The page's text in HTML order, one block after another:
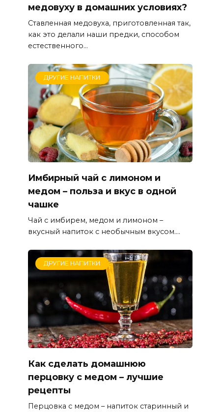
медовуху в домашних условиях?
Ставленная медовуха, приготовленная так,
как это делали наши предки, способом
естественного...
ДРУГИЕ НАПИТКИ
Имбирный чай с лимоном и
медом – польза и вкус в одной
чашке
Чай с имбирем, медом и лимоном –
вкусный напиток с необычным вкусом....
ДРУГИЕ НАПИТКИ
Как сделать домашнюю
перцовку с медом – лучшие
рецепты
Перцовка с медом – напиток старинный и